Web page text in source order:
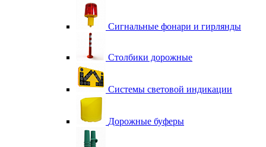
Сигнальные фонари и гирлянды
Столбики дорожные
Системы световой индикации
Дорожные буферы